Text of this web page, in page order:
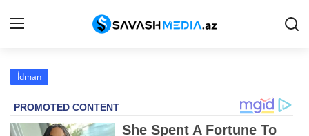
Haqqımızda
İdman